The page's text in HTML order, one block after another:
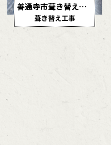
善通寺市葺き替え工事
葺き替え工事